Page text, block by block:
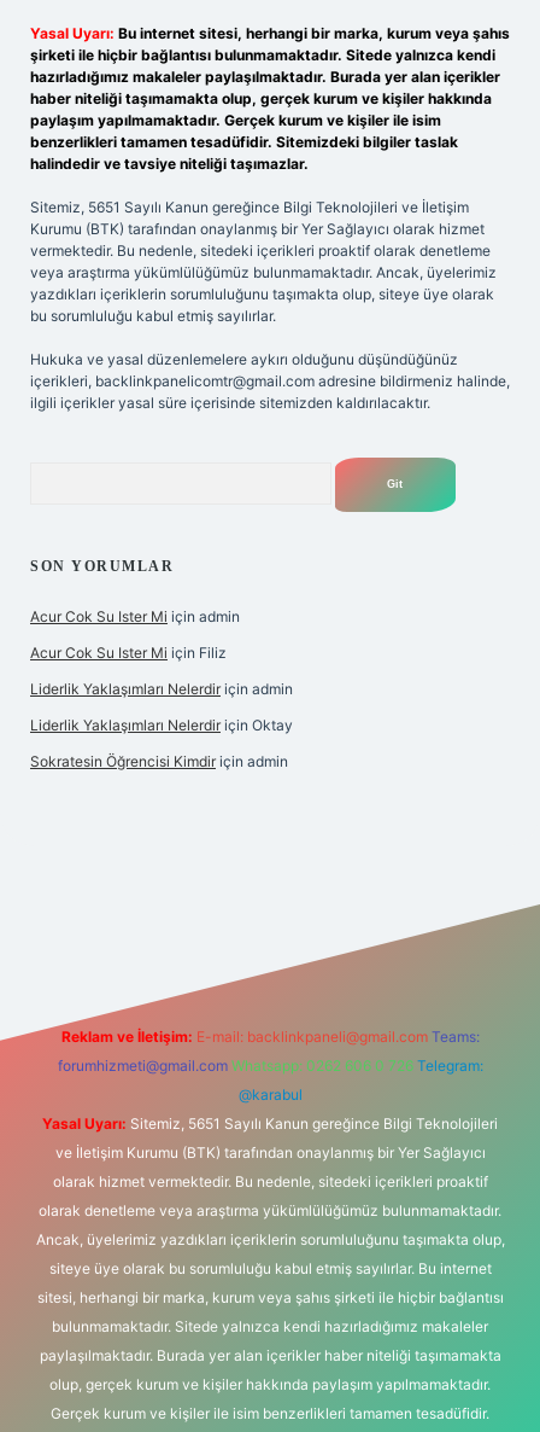
Yasal Uyarı: Bu internet sitesi, herhangi bir marka, kurum veya şahıs
şirketi ile hiçbir bağlantısı bulunmamaktadır. Sitede yalnızca kendi
hazırladığımız makaleler paylaşılmaktadır. Burada yer alan içerikler
haber niteliği taşımamakta olup, gerçek kurum ve kişiler hakkında
paylaşım yapılmamaktadır. Gerçek kurum ve kişiler ile isim
benzerlikleri tamamen tesadüfidir. Sitemizdeki bilgiler taslak
halindedir ve tavsiye niteliği taşımazlar.
Sitemiz, 5651 Sayılı Kanun gereğince Bilgi Teknolojileri ve İletişim
Kurumu (BTK) tarafından onaylanmış bir Yer Sağlayıcı olarak hizmet
vermektedir. Bu nedenle, sitedeki içerikleri proaktif olarak denetleme
veya araştırma yükümlülüğümüz bulunmamaktadır. Ancak, üyelerimiz
yazdıkları içeriklerin sorumluluğunu taşımakta olup, siteye üye olarak
bu sorumluluğu kabul etmiş sayılırlar.
Hukuka ve yasal düzenlemelere aykırı olduğunu düşündüğünüz
içerikleri, backlinkpanelicomtr@gmail.com adresine bildirmeniz halinde,
ilgili içerikler yasal süre içerisinde sitemizden kaldırılacaktır.
SON YORUMLAR
Acur Cok Su Ister Mi için admin
Acur Cok Su Ister Mi için Filiz
Liderlik Yaklaşımları Nelerdir için admin
Liderlik Yaklaşımları Nelerdir için Oktay
Sokratesin Öğrencisi Kimdir için admin
Reklam ve İletişim: E-mail: backlinkpaneli@gmail.com Teams:
forumhizmeti@gmail.com Whatsapp: 0262 606 0 726 Telegram:
@karabul
Yasal Uyarı: Sitemiz, 5651 Sayılı Kanun gereğince Bilgi Teknolojileri
ve İletişim Kurumu (BTK) tarafından onaylanmış bir Yer Sağlayıcı
olarak hizmet vermektedir. Bu nedenle, sitedeki içerikleri proaktif
olarak denetleme veya araştırma yükümlülüğümüz bulunmamaktadır.
Ancak, üyelerimiz yazdıkları içeriklerin sorumluluğunu taşımakta olup,
siteye üye olarak bu sorumluluğu kabul etmiş sayılırlar. Bu internet
sitesi, herhangi bir marka, kurum veya şahıs şirketi ile hiçbir bağlantısı
bulunmamaktadır. Sitede yalnızca kendi hazırladığımız makaleler
paylaşılmaktadır. Burada yer alan içerikler haber niteliği taşımamakta
olup, gerçek kurum ve kişiler hakkında paylaşım yapılmamaktadır.
Gerçek kurum ve kişiler ile isim benzerlikleri tamamen tesadüfidir.